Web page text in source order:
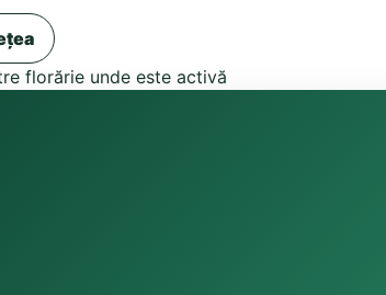
florărie unde este activă